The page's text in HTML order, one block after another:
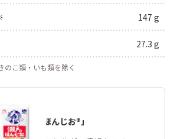
147 g
27.3 g
のこ類・いも類を除く
「瀬戸のほんじお®」